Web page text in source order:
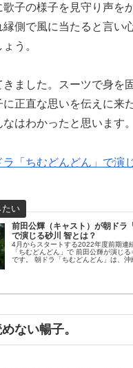
子の様子を見守り声を
側で風に当たると言い
う。
きました。スーツで身を
に正直な思いを伝えに来
はわかったと思います。
「ちむどんどん」で演
前田公輝（キャスト）が朝ドラ
で演じる砂川 智とは？
4月からスタートする2022年度前期連
「ちむどんどん」で 前田公輝が演じ
です。 朝ドラ「ちむどんどん」は、沖
ない暢子。